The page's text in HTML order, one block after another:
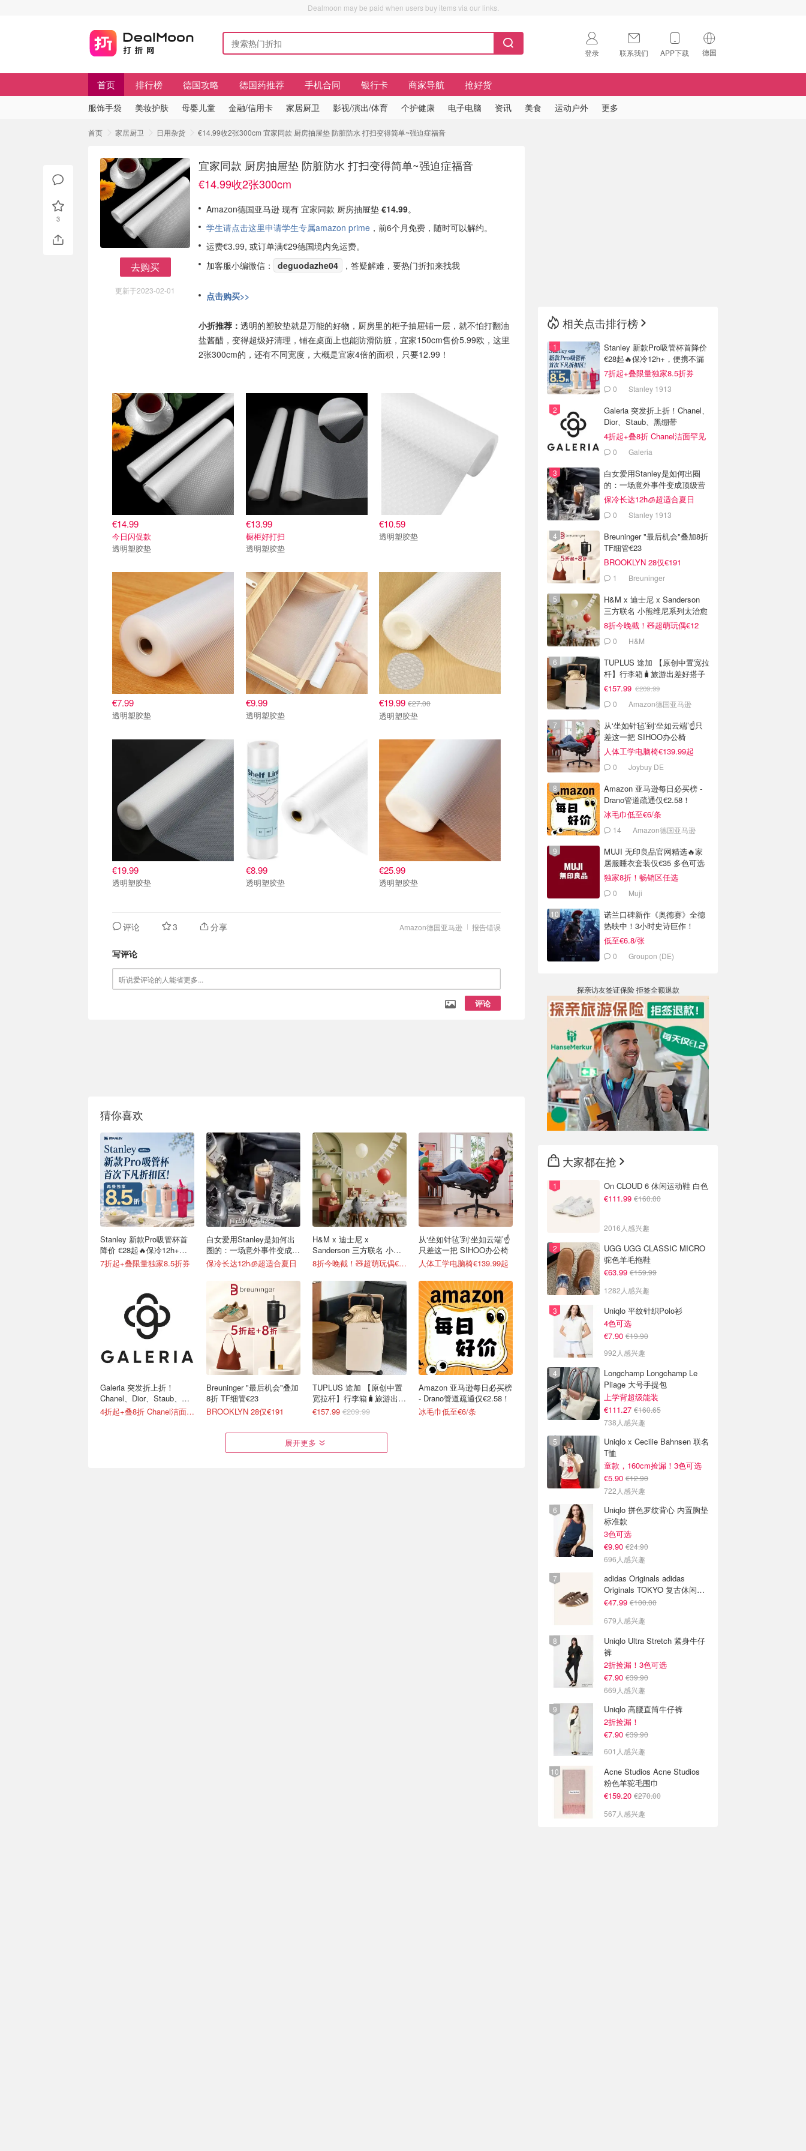
Dealmoon may be paid when users buy items via our links.
登录 联系我们 APP下载 德国
🇺🇸
首页 排行榜 德国攻略 德国药推荐 手机合同 银行卡 商家导航 抢好货
服饰手袋 美妆护肤 母婴儿童 金融/信用卡 家居厨卫 影视/演出/体育 个护健康 电子电脑 资讯 美食 运动户外 更多
首页 家居厨卫 日用杂货 €14.99收2张300cm 宜家同款 厨房抽屉垫 防脏防水 打扫变得简单~强迫症福音
去购买
更新于2023-02-01
宜家同款 厨房抽屉垫 防脏防水 打扫变得简单~强迫症福音
€14.99收2张300cm
Amazon德国亚马逊 现有 宜家同款 厨房抽屉垫 €14.99。
学生请点击这里申请学生专属amazon prime ，前6个月免费，随时可以解约。
运费€3.99, 或订单满€29德国境内免运费。
加客服小编微信：
deguodazhe04 ，答疑解难，要热门折扣来找我
点击购买>>
小折推荐： 透明的塑胶垫就是万能的好物，厨房里的柜子抽屉铺一层，就不怕打翻油
盐酱醋，变得超级好清理，铺在桌面上也能防滑防脏，宜家150cm售价5.99欧，这里
2张300cm的，还有不同宽度，大概是宜家4倍的面积，只要12.99！
€14.99
今日闪促款
透明塑胶垫
€13.99
橱柜好打扫
透明塑胶垫
€10.59
透明塑胶垫
€7.99
透明塑胶垫
€9.99
透明塑胶垫
€19.99 €27.00
透明塑胶垫
€19.99
透明塑胶垫
€8.99
透明塑胶垫
€25.99
透明塑胶垫
报告错误
Amazon德国亚马逊
评论 3 分享
写评论
评论
猜你喜欢
Stanley 新款Pro吸管杯首
降价 €28起🔥保冷12h+，
便携不漏水
7折起+叠限量独家8.5折券
Galeria 突发折上折！
Chanel、Dior、Staub、黑
绷带
4折起+叠8折 Chanel洁面罕见€43
白女爱用Stanley是如何出
圈的：一场意外事件变成顶
级营销案例
保冷长达12h🧊超适合夏日
Breuninger "最后机会"叠加
8折 TF细管€23
BROOKLYN 28仅€191
H&M x 迪士尼 x
Sanderson 三方联名 小熊
维尼系列太治愈
8折今晚截！🧸超萌玩偶€12
TUPLUS 途加 【原创中置
宽拉杆】行李箱🧳旅游出差
好搭子
€157.99 €209.99
从‘坐如针毡’到‘坐如云端’☝️
只差这一把 SIHOO办公椅
人体工学电脑椅€139.99起
Amazon 亚马逊每日必买榜
- Drano管道疏通仅€2.58！
冰毛巾低至€6/条
展开更多
3
相关点击排行榜
Stanley 新款Pro吸管杯首降价
€28起🔥保冷12h+，便携不漏
水
7折起+叠限量独家8.5折券
0 Stanley 1913
Galeria 突发折上折！Chanel、
Dior、Staub、黑绷带
4折起+叠8折 Chanel洁面罕见
€430 Galeria
白女爱用Stanley是如何出圈
的：一场意外事件变成顶级营
销案例
保冷长达12h🧊超适合夏日
0 Stanley 1913
Breuninger "最后机会"叠加8折
TF细管€23
BROOKLYN 28仅€191
1 Breuninger
H&M x 迪士尼 x Sanderson
三方联名 小熊维尼系列太治愈
8折今晚截！🧸超萌玩偶€12
0 H&M
TUPLUS 途加 【原创中置宽拉
杆】行李箱🧳旅游出差好搭子
€157.99 €209.99
0 Amazon德国亚马逊
从‘坐如针毡’到‘坐如云端’☝️只
差这一把 SIHOO办公椅
人体工学电脑椅€139.99起
0 Joybuy DE
Amazon 亚马逊每日必买榜 -
Drano管道疏通仅€2.58！
冰毛巾低至€6/条
14 Amazon德国亚马逊
MUJI 无印良品官网精选🔥家
居服睡衣套装仅€35 多色可选
独家8折！畅销区任选
0 Muji
诺兰口碑新作《奥德赛》全德
热映中！3小时史诗巨作！
低至€6.8/张
0 Groupon (DE)
探亲访友签证保险 拒签全额退款
大家都在抢
On CLOUD 6 休闲运动鞋 白色
€111.99 €160.00
2016人感兴趣
UGG UGG CLASSIC MICRO
驼色羊毛拖鞋
€63.99 €159.99
1282人感兴趣
Uniqlo 平纹针织Polo衫
4色可选
€7.90 €19.90
992人感兴趣
Longchamp Longchamp Le
Pliage 大号手提包
上学背超级能装
€111.27 €160.65
738人感兴趣
Uniqlo x Cecilie Bahnsen 联名
T恤
童款，160cm捡漏！3色可选
€5.90 €12.90
722人感兴趣
Uniqlo 拼色罗纹背心 内置胸垫
标准款
3色可选
€9.90 €24.90
696人感兴趣
adidas Originals adidas
Originals TOKYO 复古休闲鞋
深棕色
€47.99 €100.00
679人感兴趣
Uniqlo Ultra Stretch 紧身牛仔
裤
2折捡漏！3色可选
€7.90 €39.90
669人感兴趣
Uniqlo 高腰直筒牛仔裤
2折捡漏！
€7.90 €39.90
601人感兴趣
Acne Studios Acne Studios
粉色羊驼毛围巾
€159.20 €270.00
567人感兴趣